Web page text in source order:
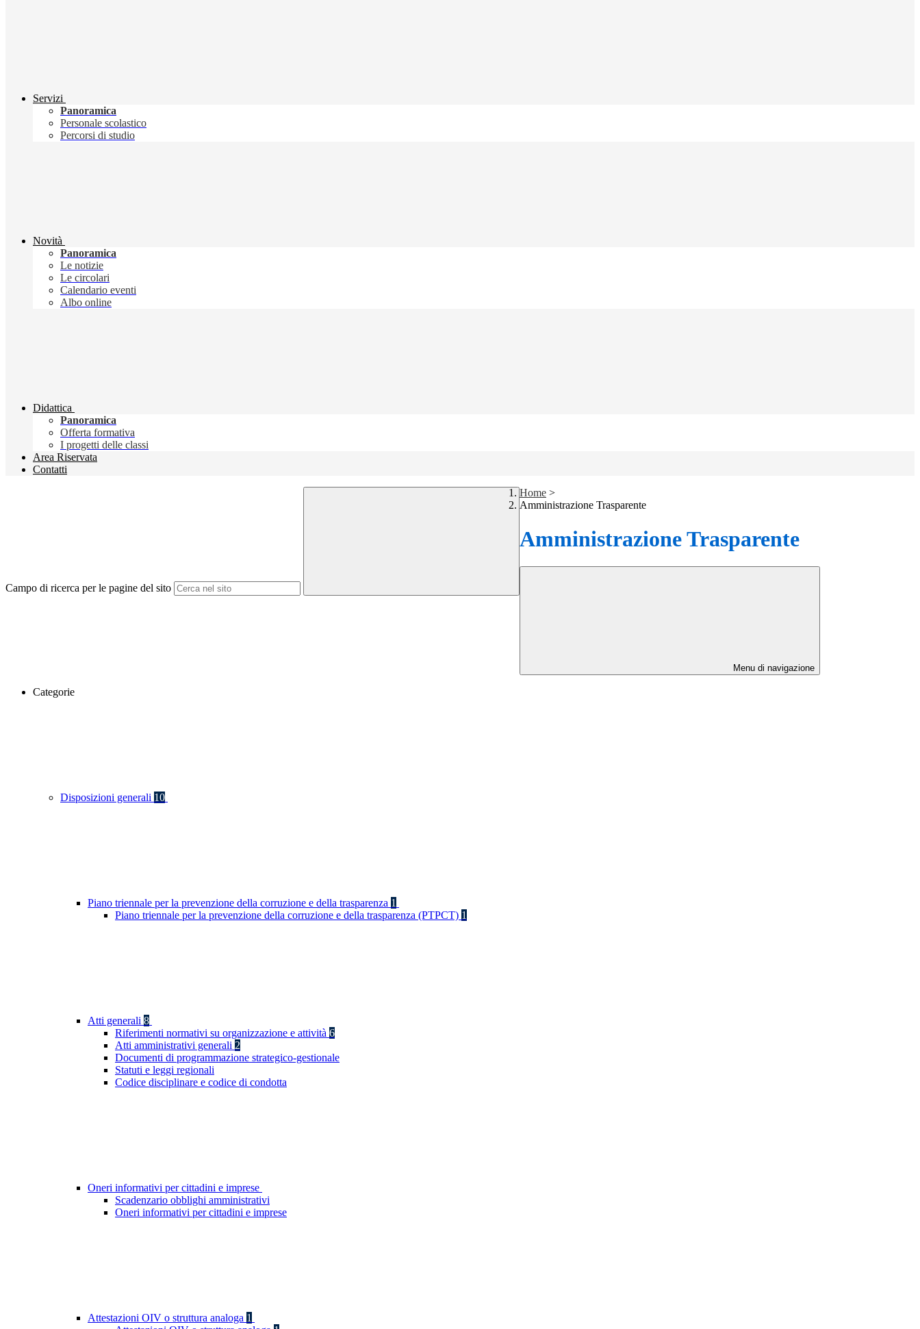
Servizi
Panoramica
Personale scolastico
Percorsi di studio
Novità
Panoramica
Le notizie
Le circolari
Calendario eventi
Albo online
Didattica
Panoramica
Offerta formativa
I progetti delle classi
Area Riservata
Contatti
Campo di ricerca per le pagine del sito
Home >
Amministrazione Trasparente
Amministrazione Trasparente
Menu di navigazione
Categorie
Disposizioni generali 10
Piano triennale per la prevenzione della corruzione e della trasparenza 1
Piano triennale per la prevenzione della corruzione e della trasparenza (PTPCT) 1
Atti generali 8
Riferimenti normativi su organizzazione e attività 6
Atti amministrativi generali 2
Documenti di programmazione strategico-gestionale
Statuti e leggi regionali
Codice disciplinare e codice di condotta
Oneri informativi per cittadini e imprese
Scadenzario obblighi amministrativi
Oneri informativi per cittadini e imprese
Attestazioni OIV o struttura analoga 1